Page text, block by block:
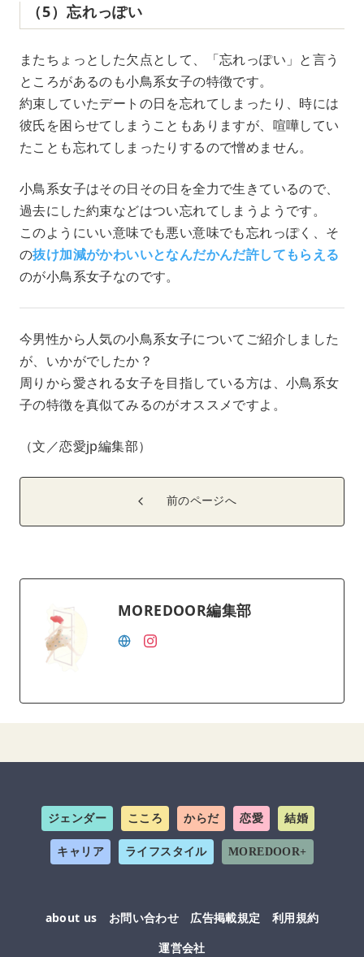
（5）忘れっぽい
またちょっとした欠点として、「忘れっぽい」と言う
ところがあるのも小鳥系女子の特徴です。
約束していたデートの日を忘れてしまったり、時には
彼氏を困らせてしまうこともありますが、喧嘩してい
たことも忘れてしまったりするので憎めません。
小鳥系女子はその日その日を全力で生きているので、
過去にした約束などはつい忘れてしまうようです。
このようにいい意味でも悪い意味でも忘れっぽく、そ
の抜け加減がかわいいとなんだかんだ許してもらえる
のが小鳥系女子なのです。
今男性から人気の小鳥系女子についてご紹介しました
が、いかがでしたか？
周りから愛される女子を目指している方は、小鳥系女
子の特徴を真似てみるのがオススメですよ。
（文／恋愛jp編集部）
前のページへ
MOREDOOR編集部
ジェンダー こころ からだ 恋愛 結婚
キャリア ライフスタイル MOREDOOR+
about us お問い合わせ 広告掲載規定
利用規約
運営会社